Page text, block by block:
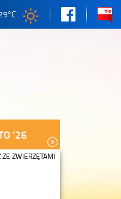
°C
’26
ZWIERZĘTAMI